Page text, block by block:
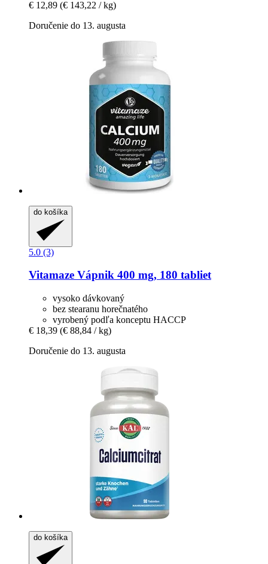
€ 12,89 (€ 143,22 / kg)
Doručenie do 13. augusta
do košíka
5.0 (3)
Vitamaze Vápnik 400 mg, 180 tabliet
vysoko dávkovaný
bez stearanu horečnatého
vyrobený podľa konceptu HACCP
€ 18,39 (€ 88,84 / kg)
Doručenie do 13. augusta
do košíka